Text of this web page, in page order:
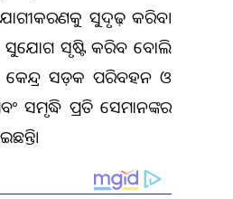
ସୁଦୃଢ଼ କରିବ।
ସୁଯୋଗ ସୃଷ୍ଟି କରିବ ବୋଲି
କେନ୍ଦ୍ର ସଡ଼କ ପରିବହନ ଓ
ସମୃଦ୍ଧି ପ୍ରତି ସେମାନଙ୍କର